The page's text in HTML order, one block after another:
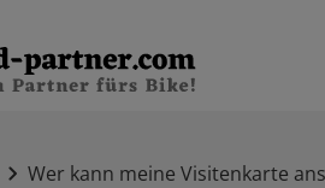
Wer kann meine Visitenkarte